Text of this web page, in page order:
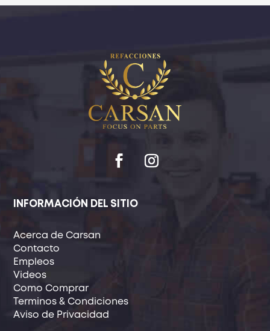
INFORMACIÓN DEL SITIO
Acerca de Carsan
Contacto
Empleos
Videos
Como Comprar
Terminos & Condiciones
Aviso de Privacidad